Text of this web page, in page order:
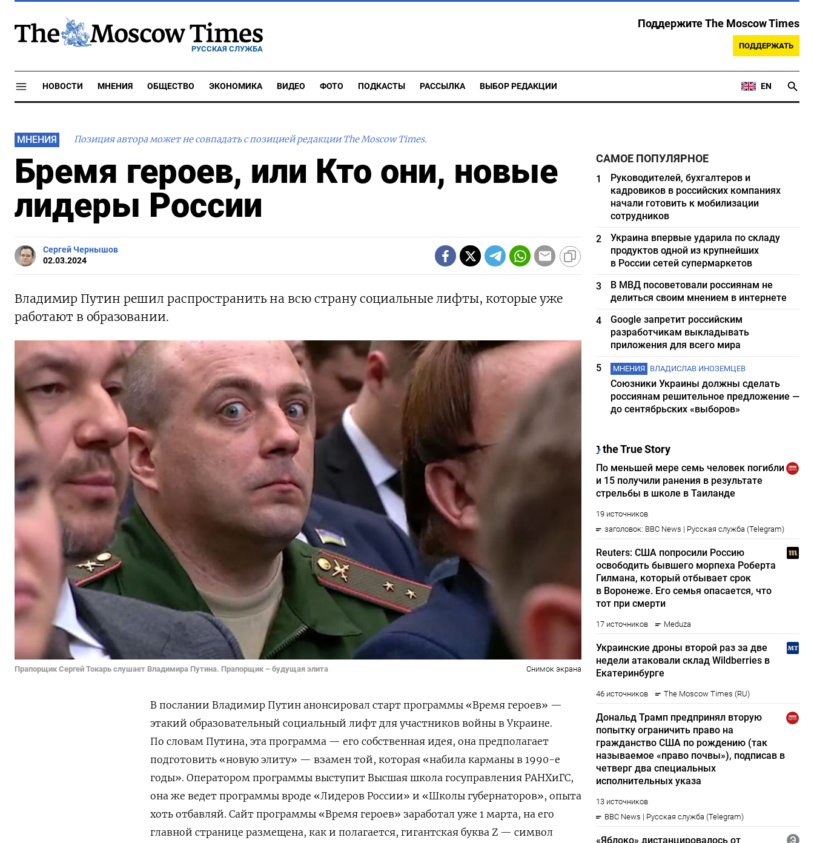
РУССКАЯ СЛУЖБА
Поддержите The Moscow Times
ПОДДЕРЖАТЬ
НОВОСТИ МНЕНИЯ ОБЩЕСТВО ЭКОНОМИКА ВИДЕО ФОТО ПОДКАСТЫ РАССЫЛКА ВЫБОР РЕДАКЦИИ EN
МНЕНИЯ Позиция автора может не совпадать с позицией редакции The Moscow Times.
Бремя героев, или Кто они, новые
лидеры России
Сергей Чернышов
02.03.2024
Владимир Путин решил распространить на всю страну социальные лифты, которые уже
работают в образовании.
Прапорщик Сергей Токарь слушает Владимира Путина. Прапорщик – будущая элита Снимок экрана
В послании Владимир Путин анонсировал старт программы «Время героев» —
этакий образовательный социальный лифт для участников войны в Украине.
По словам Путина, эта программа — его собственная идея, она предполагает
подготовить «новую элиту» — взамен той, которая «набила карманы в 1990-е
годы». Оператором программы выступит Высшая школа госуправления РАНХиГС,
она же ведет программы вроде «Лидеров России» и «Школы губернаторов», опыта
хоть отбавляй. Сайт программы «Время героев» заработал уже 1 марта, на его
главной странице размещена, как и полагается, гигантская буква Z — символ
САМОЕ ПОПУЛЯРНОЕ
1
Руководителей, бухгалтеров и
кадровиков в российских компаниях
начали готовить к мобилизации
сотрудников
2
Украина впервые ударила по складу
продуктов одной из крупнейших
в России сетей супермаркетов
3
В МВД посоветовали россиянам не
делиться своим мнением в интернете
4
Google запретит российским
разработчикам выкладывать
приложения для всего мира
5
МНЕНИЯ ВЛАДИСЛАВ ИНОЗЕМЦЕВ
Союзники Украины должны сделать
россиянам решительное предложение —
до сентябрьских «выборов»